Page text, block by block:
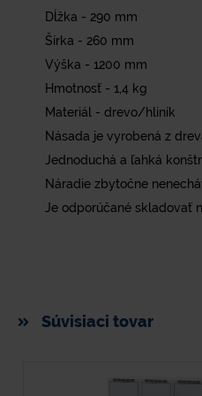
Dĺžka - 290 mm
Šírka - 260 mm
Výška - 1200 mm
Hmotnosť - 1,4 kg
Materiál - drevo/hliník
Násada je vyrobená z
Jednoduchá a ľahká
Náradie zbytočne
Je odporúčané skladovať
Súvisiaci tovar